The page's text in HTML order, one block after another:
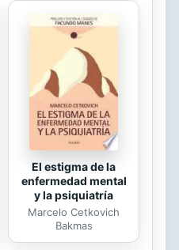
de ciudad, ni se
problema afectivo que
con una pareja.
profundo con
que se entiende el
los sacerdotes hoy
El estigma de la
enfermedad mental
y la psiquiatría
Marcelo Cetkovich
Bakmas